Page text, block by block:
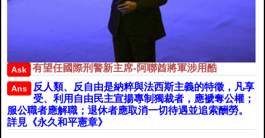
Ask 有望任國際刑警新主席-阿聯酋將軍涉用酷
Ans
反人類、反自由是納粹與法西斯主義的特徵，凡享
受、利用自由民主宣揚專制獨裁者，應褫奪公權；
服公職者應解職；退休者應取消一切待遇並追索酬勞。
詳見《永久和平憲章》